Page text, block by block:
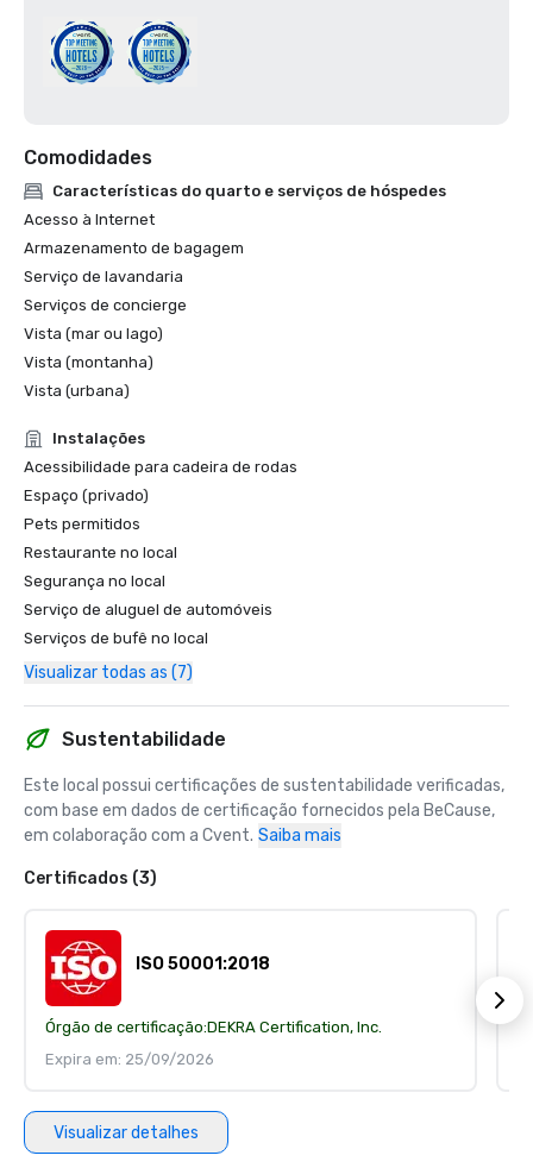
Comodidades
Características do quarto e serviços de hóspedes
Acesso à Internet
Armazenamento de bagagem
Serviço de lavandaria
Serviços de concierge
Vista (mar ou lago)
Vista (montanha)
Vista (urbana)
Instalações
Acessibilidade para cadeira de rodas
Espaço (privado)
Pets permitidos
Restaurante no local
Segurança no local
Serviço de aluguel de automóveis
Serviços de bufê no local
Visualizar todas as (7)
Sustentabilidade
Este local possui certificações de sustentabilidade verificadas,
com base em dados de certificação fornecidos pela BeCause,
em colaboração com a Cvent. Saiba mais
Certificados (3)
ISO 50001:2018
Órgão de certificação:DEKRA Certification, Inc.
Expira em: 25/09/2026
Visualizar detalhes